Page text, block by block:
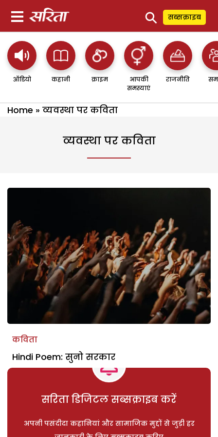
⚲ सब्सक्राइब
ऑडियो कहानी क्राइम
आपकी
समस्याएं
राजनीति
Home » व्यवस्था पर कविता
व्यवस्था पर कविता
कविता
Hindi Poem: सुनो सरकार
सरिता डिजिटल सब्सक्राइब करें
अपनी पसंदीदा कहानियां और सामाजिक मुद्दों से जुड़ी हर